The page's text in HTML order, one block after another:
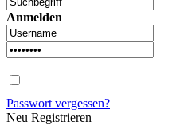
Anmelden
Passwort vergessen?
Neu Registrieren